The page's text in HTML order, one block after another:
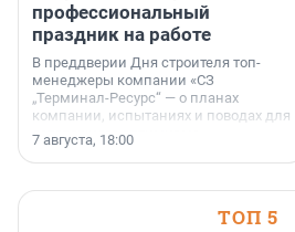
профессиональный
праздник на работе
В преддверии Дня строителя топ-
менеджеры компании «СЗ
„Терминал-Ресурс“ — о планах
компании, испытаниях и поводах для
осторожного оптимизма.
7 августа, 18:00
ТОП 5